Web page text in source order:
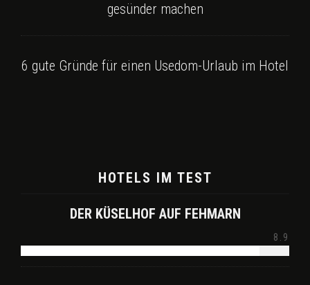
gesünder machen
6 gute Gründe für einen Usedom-Urlaub im Hotel
HOTELS IM TEST
DER KÜSELHOF AUF FEHMARN
8.9